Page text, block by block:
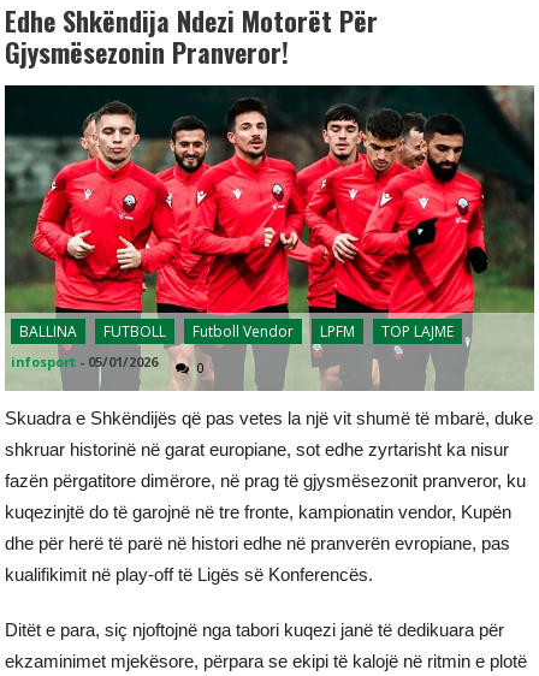
Edhe Shkëndija Ndezi Motorët Për
Gjysmësezonin Pranveror!
BALLINA FUTBOLL Futboll Vendor LPFM TOP LAJME
infosport - 05/01/2026 0
Skuadra e Shkëndijës që pas vetes la një vit shumë të mbarë, duke
shkruar historinë në garat europiane, sot edhe zyrtarisht ka nisur
fazën përgatitore dimërore, në prag të gjysmësezonit pranveror, ku
kuqezinjtë do të garojnë në tre fronte, kampionatin vendor, Kupën
dhe për herë të parë në histori edhe në pranverën evropiane, pas
kualifikimit në play-off të Ligës së Konferencës.
Ditët e para, siç njoftojnë nga tabori kuqezi janë të dedikuara për
ekzaminimet mjekësore, përpara se ekipi të kalojë në ritmin e plotë